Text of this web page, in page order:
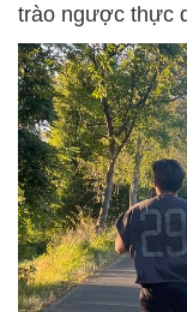
trào ngược thực